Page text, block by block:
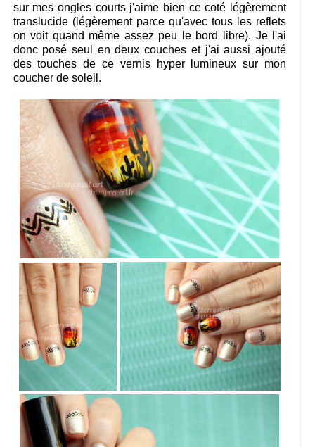
sur mes ongles courts j'aime bien ce coté légèrement
translucide (légèrement parce qu'avec tous les reflets
on voit quand même assez peu le bord libre). Je l'ai
donc posé seul en deux couches et j'ai aussi ajouté
des touches de ce vernis hyper lumineux sur mon
coucher de soleil.